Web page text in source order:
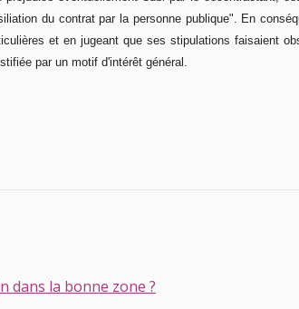
du contrat par la personne publique". En
et en jugeant que ses stipulations faisaient
par un motif d'intérêt général.
dans la bonne zone ?